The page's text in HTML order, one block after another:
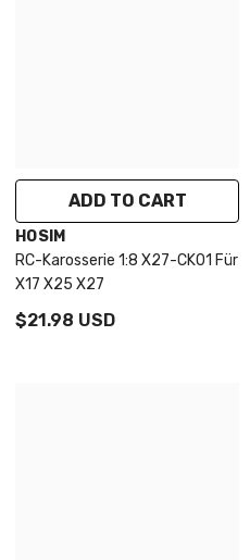
ADD TO CART
VENDOR:
HOSIM
RC-Karosserie 1:8 X27-CK01 Für
X17 X25 X27
$21.98 USD